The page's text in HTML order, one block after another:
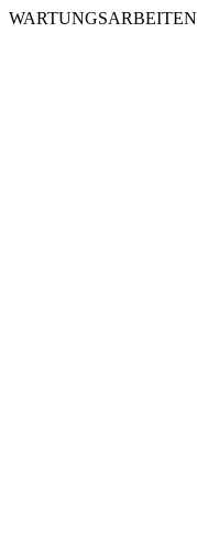
WARTUNGSARBEITEN